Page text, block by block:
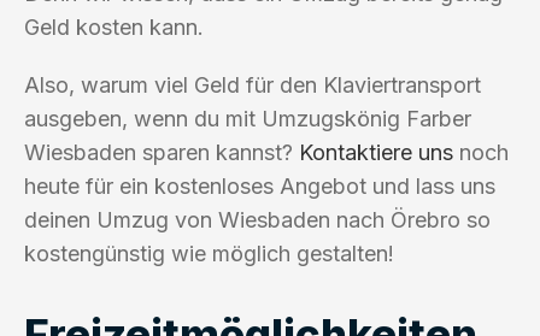
Geld kosten kann.
Also, warum viel Geld für den Klaviertransport
ausgeben, wenn du mit Umzugskönig Farber
Wiesbaden sparen kannst? Kontaktiere uns noch
heute für ein kostenloses Angebot und lass uns
deinen Umzug von Wiesbaden nach Örebro so
kostengünstig wie möglich gestalten!